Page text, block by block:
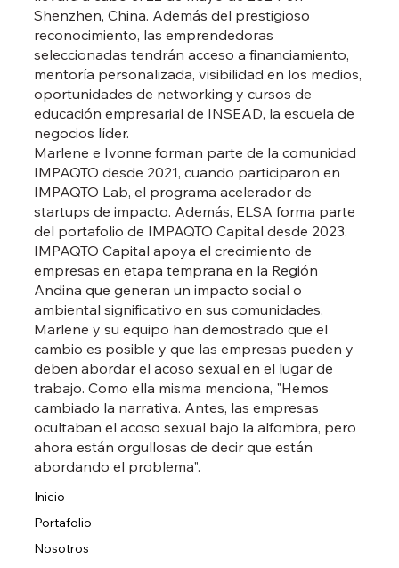
Shenzhen, China. Además del prestigioso
reconocimiento, las emprendedoras
seleccionadas tendrán acceso a financiamiento,
mentoría personalizada, visibilidad en los medios,
oportunidades de networking y cursos de
educación empresarial de INSEAD, la escuela de
negocios líder.
Marlene e Ivonne forman parte de la comunidad
IMPAQTO desde 2021, cuando participaron en
IMPAQTO Lab, el programa acelerador de
startups de impacto. Además, ELSA forma parte
del portafolio de IMPAQTO Capital desde 2023.
IMPAQTO Capital apoya el crecimiento de
empresas en etapa temprana en la Región
Andina que generan un impacto social o
ambiental significativo en sus comunidades.
Marlene y su equipo han demostrado que el
cambio es posible y que las empresas pueden y
deben abordar el acoso sexual en el lugar de
trabajo. Como ella misma menciona, "Hemos
cambiado la narrativa. Antes, las empresas
ocultaban el acoso sexual bajo la alfombra, pero
ahora están orgullosas de decir que están
abordando el problema".
Inicio
Portafolio
Nosotros